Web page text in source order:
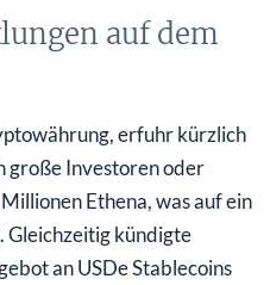
auf dem
erfuhr kürzlich
große Investoren oder
Ethena, was auf ein
Gleichzeitig kündigte
an USDe Stablecoins